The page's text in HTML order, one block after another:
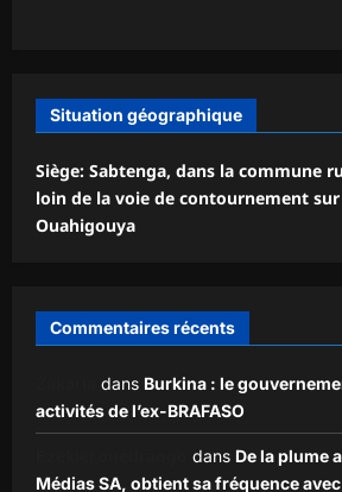
Situation géographique
Siège: Sabtenga, dans la commune
loin de la voie de contournement
Ouahigouya
Commentaires récents
dans Burkina : le
activités de l’ex-BRAFASO
dans De la plume
Médias SA, obtient sa fréquence